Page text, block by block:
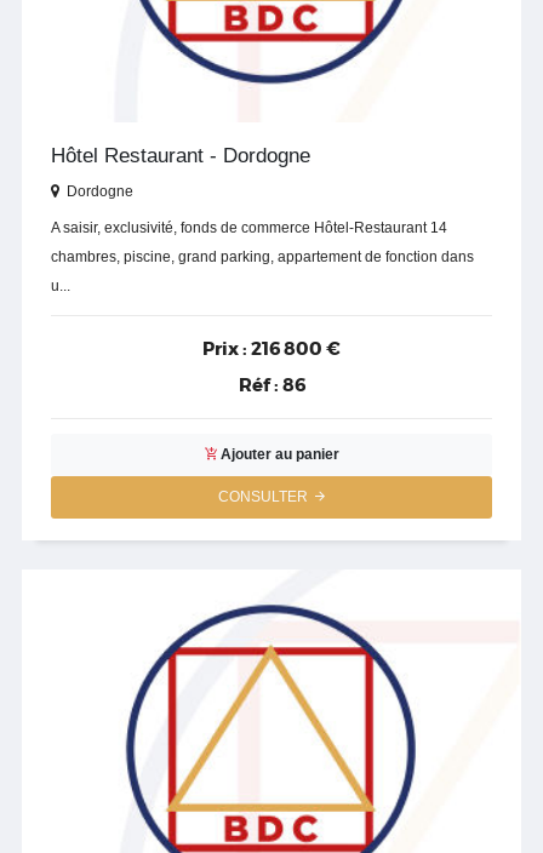
Hôtel Restaurant - Dordogne
Dordogne
A saisir, exclusivité, fonds de commerce Hôtel-Restaurant 14
chambres, piscine, grand parking, appartement de fonction dans
u...
Prix : 216 800 €
Réf : 86
Ajouter au panier
CONSULTER